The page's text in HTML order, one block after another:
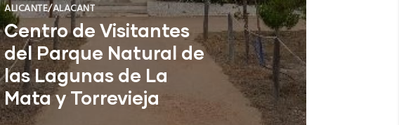
ALICANTE/ALACANT
Centro de Visitantes
del Parque Natural de
las Lagunas de La
Mata y Torrevieja